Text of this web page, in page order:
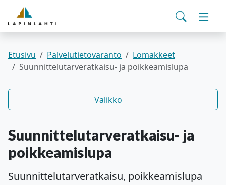
Siirry pääsisältöön
Yhteystiedot
Pohjois-Savon hyvinvointialue
Haku
Asuminen ja ympäristö
Varhaiskasvatus ja koulutus
Kunta ja päätöksenteko
Työ- ja elinvoimapalvelut
Verkkoasiointi
Etusivu Palvelutietovaranto
Lomakkeet
Suunnittelutarveratkaisu- ja poikkeamislupa
Valikko
Suunnittelutarveratkaisu- ja
poikkeamislupa
Suunnittelutarveratkaisu, poikkeamislupa